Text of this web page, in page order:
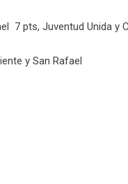
7 pts, Juventud Unida y
y San Rafael